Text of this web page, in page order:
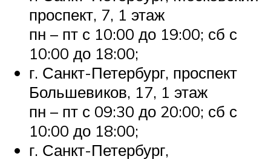
проспект, 7, 1 этаж
пн – пт с 10:00 до 19:00; сб с
10:00 до 18:00;
г. Санкт-Петербург, проспект
Большевиков, 17, 1 этаж
пн – пт с 09:30 до 20:00; сб с
10:00 до 18:00;
г. Санкт-Петербург,